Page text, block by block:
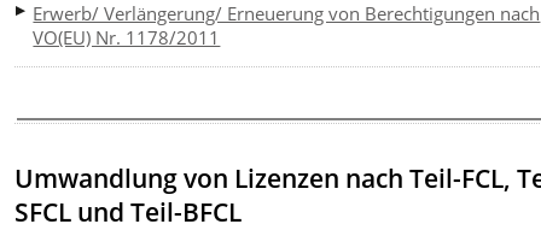
Erwerb/ Verlängerung/ Erneuerung von Berechtigungen nach
VO(EU) Nr. 1178/2011
Umwandlung von Lizenzen nach Teil-FCL,
SFCL und Teil-BFCL